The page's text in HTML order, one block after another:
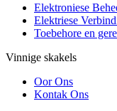
Elektroniese
Elektriese
Toebehore en
Vinnige skakels
Oor Ons
Kontak Ons